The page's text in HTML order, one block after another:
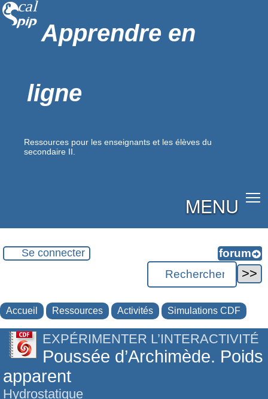
Apprendre en
ligne
Ressources pour les enseignants et les élèves du
secondaire II.
MENU
Se connecter
Accueil Ressources Activités Simulations CDF
EXPÉRIMENTER L’INTERACTIVITÉ
Poussée d’Archimède. Poids
apparent
Hydrostatique